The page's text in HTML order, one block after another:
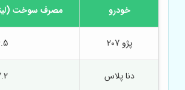
خودرو مصرف سوخت (لیتر در 100
پژو 207
دنا پلاس